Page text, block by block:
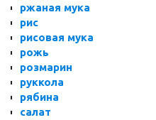
ржаная мука
рис
рисовая мука
рожь
розмарин
руккола
рябина
салат